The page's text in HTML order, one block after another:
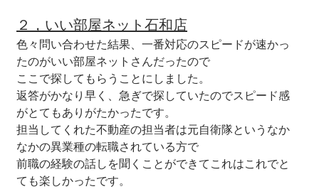
２，いい部屋ネット石和店
色々問い合わせた結果、一番対応のスピードが速かっ
たのがいい部屋ネットさんだったので
ここで探してもらうことにしました。
返答がかなり早く、急ぎで探していたのでスピード感
がとてもありがたかったです。
担当してくれた不動産の担当者は元自衛隊というなか
なかの異業種の転職されている方で
前職の経験の話しを聞くことができてこれはこれでと
ても楽しかったです。